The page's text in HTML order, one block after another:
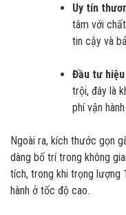
Uy tín
tâm với
tin cậy và
Đầu tư hiệu
trội, đây là
phí vận
Ngoài ra, kích thước gọn
dàng bố trí trong không
tích, trong khi trọng lượng
hành ở tốc độ cao.